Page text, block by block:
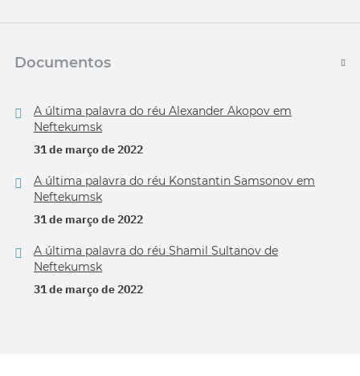
Documentos
A última palavra do réu Alexander Akopov em
Neftekumsk
31 de março de 2022
A última palavra do réu Konstantin Samsonov em
Neftekumsk
31 de março de 2022
A última palavra do réu Shamil Sultanov de
Neftekumsk
31 de março de 2022